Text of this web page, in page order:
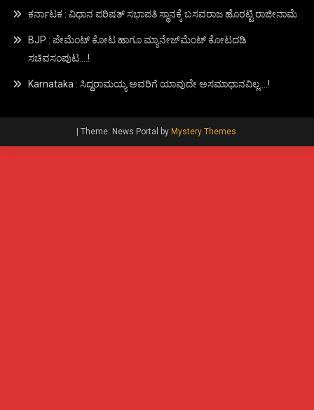
ಕರ್ನಾಟಕ : ವಿಧಾನ ಪರಿಷತ್ ಸಭಾಪತಿ ಸ್ಥಾನಕ್ಕೆ ಬಸವರಾಜ ಹೊರಟ್ಟಿ ರಾಜೀನಾಮೆ
BJP : ಪೇಮೆಂಟ್ ಕೋಟ ಹಾಗೂ ಮ್ಯಾನೇಜ್‍ಮೆಂಟ್ ಕೋಟದಡಿ
ಸಚಿವಸಂಪುಟ….!
Karnataka : ಸಿದ್ದರಾಮಯ್ಯ ಅವರಿಗೆ ಯಾವುದೇ ಅಸಮಾಧಾನವಿಲ್ಲ….!
| Theme: News Portal by Mystery Themes